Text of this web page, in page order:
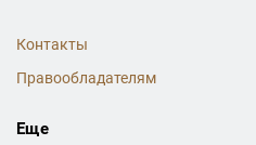
Контакты
Правообладателям
Еще